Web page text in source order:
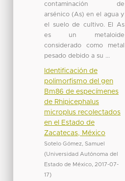
contaminación de
arsénico (As) en el agua y
el suelo de cultivo. El As
es un metaloide
considerado como metal
pesado debido a su ...
Identificación de
polimorfismo del gen
Bm86 de especímenes
de Rhipicephalus
microplus recolectados
en el Estado de
Zacatecas, México
Sotelo Gómez, Samuel
(Universidad Autónoma del
Estado de México, 2017-07-
17)